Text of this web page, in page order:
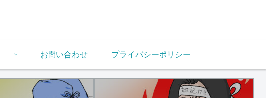
お問い合わせ プライバシーポリシー